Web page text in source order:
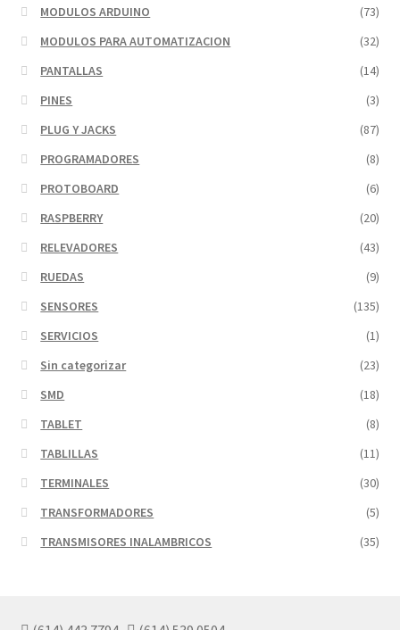
MODULOS ARDUINO
(73)
MODULOS PARA AUTOMATIZACION
(32)
PANTALLAS
(14)
PINES
(3)
PLUG Y JACKS
(87)
PROGRAMADORES
(8)
PROTOBOARD
(6)
RASPBERRY
(20)
RELEVADORES
(43)
RUEDAS
(9)
SENSORES
(135)
SERVICIOS
(1)
Sin categorizar
(23)
SMD
(18)
TABLET
(8)
TABLILLAS
(11)
TERMINALES
(30)
TRANSFORMADORES
(5)
TRANSMISORES INALAMBRICOS
(35)